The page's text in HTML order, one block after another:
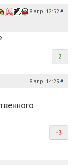
8 апр. 12:52 #
2
8 апр. 14:29 #
-8